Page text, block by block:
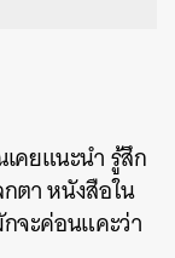
คยแนะนำ รู้สึก
ตา หนังสือใน
จะค่อนแคะว่า